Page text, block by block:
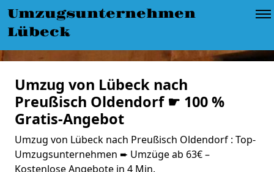
Umzugsunternehmen
Lübeck
Umzug von Lübeck nach
Preußisch Oldendorf ☛ 100 %
Gratis-Angebot
Umzug von Lübeck nach Preußisch Oldendorf : Top-
Umzugsunternehmen ➨ Umzüge ab 63€ –
Kostenlose Angebote in 4 Min.